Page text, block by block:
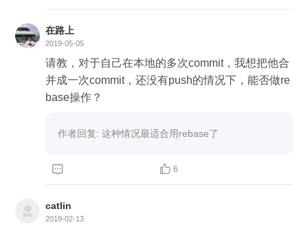
在路上
2019-05-05
请教，对于自己在本地的多次commit，我想把他合
并成一次commit，还没有push的情况下，能否做re
base操作？
作者回复: 这种情况最适合用rebase了
  6
catlin
2019-02-13